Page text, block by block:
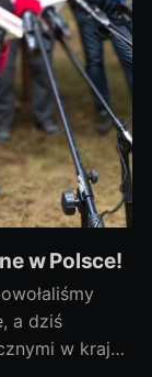
w Polsce!
a dziś
w kraju!